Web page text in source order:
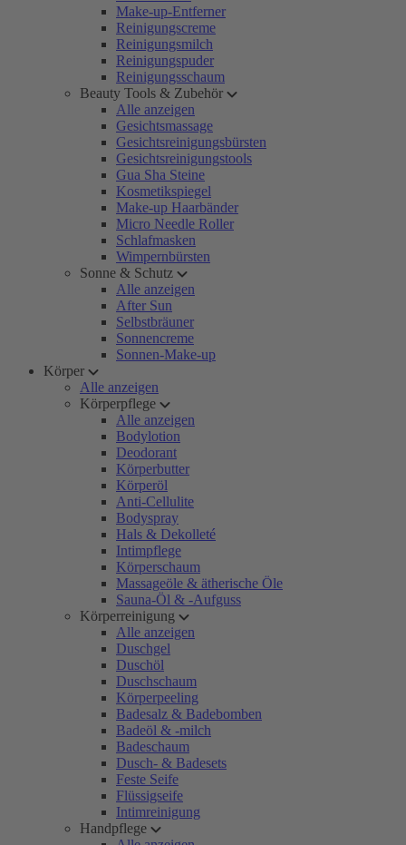
Make-up-Entferner
Reinigungscreme
Reinigungsmilch
Reinigungspuder
Reinigungsschaum
Beauty Tools & Zubehör
Alle anzeigen
Gesichtsmassage
Gesichtsreinigungsbürsten
Gesichtsreinigungstools
Gua Sha Steine
Kosmetikspiegel
Make-up Haarbänder
Micro Needle Roller
Schlafmasken
Wimpernbürsten
Sonne & Schutz
Alle anzeigen
After Sun
Selbstbräuner
Sonnencreme
Sonnen-Make-up
Körper
Alle anzeigen
Körperpflege
Alle anzeigen
Bodylotion
Deodorant
Körperbutter
Körperöl
Anti-Cellulite
Bodyspray
Hals & Dekolleté
Intimpflege
Körperschaum
Massageöle & ätherische Öle
Sauna-Öl & -Aufguss
Körperreinigung
Alle anzeigen
Duschgel
Duschöl
Duschschaum
Körperpeeling
Badesalz & Badebomben
Badeöl & -milch
Badeschaum
Dusch- & Badesets
Feste Seife
Flüssigseife
Intimreinigung
Handpflege